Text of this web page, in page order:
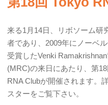
来る1月14日、リボソーム研
者であり、2009年にノーベ
受賞したVenki
(MRC)の来日にあたり、第
RNA Clubが開催されます。
スターをご覧下さい。